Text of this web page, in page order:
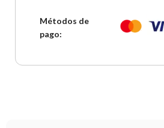
Métodos de
pago: